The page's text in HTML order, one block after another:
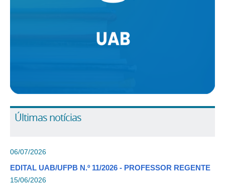
Últimas notícias
06/07/2026
EDITAL UAB/UFPB N.º 11/2026 - PROFESSOR REGENTE
15/06/2026